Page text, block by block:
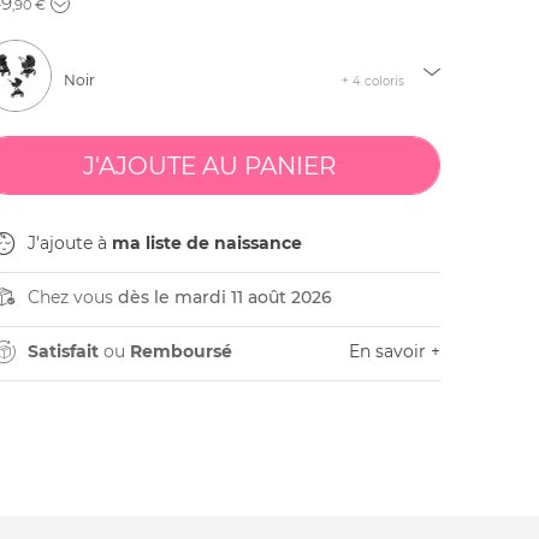
,90 €
Noir + 4 coloris
J'ajoute à ma liste de naissance
Chez vous dès le mardi 11 août 2026
Satisfaitou Remboursé En savoir +